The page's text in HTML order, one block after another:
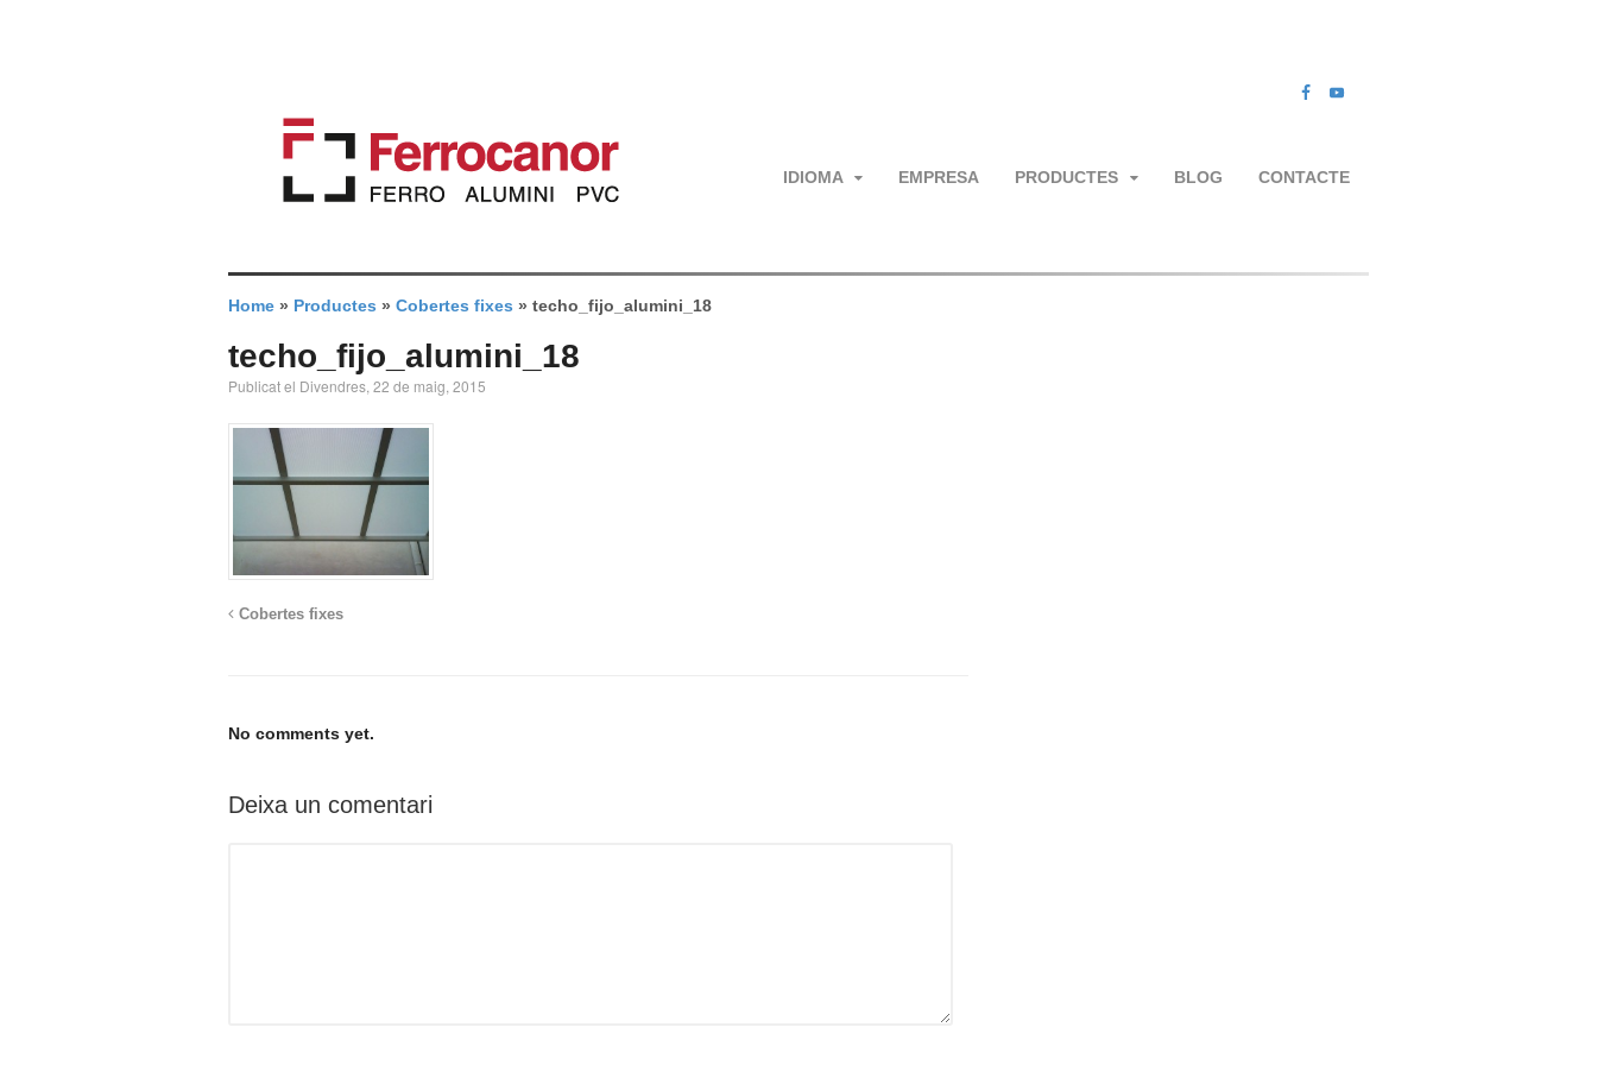
IDIOMA EMPRESA PRODUCTES BLOG CONTACTE
Home » Productes » Cobertes fixes » techo_fijo_alumini_18
techo_fijo_alumini_18
Publicat el Divendres, 22 de maig, 2015
Cobertes fixes
No comments yet.
Deixa un comentari